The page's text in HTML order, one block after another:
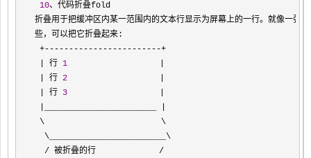
10、代码折叠fold
折叠用于把缓冲区内某一范围内的文本行显示为屏幕上的一行。就像一张
些，可以把它折叠起来:
+------------------------+
| 行 1
| 行 2
| 行 3
\                        \
  \________________________\
/ 被折叠的行             /